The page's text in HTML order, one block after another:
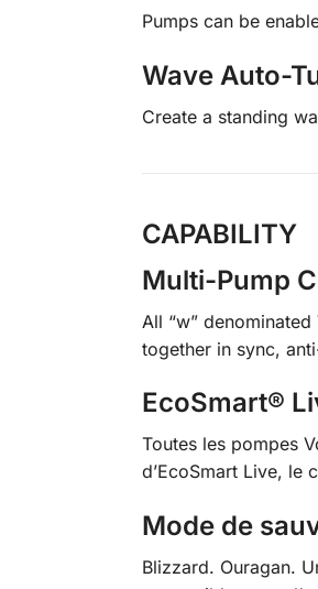
Pumps can be
Wave Auto-
Create a standing
CAPABILITY
Multi-Pump
All “w”
together in sync,
EcoSmart®
Toutes les pompes
d’EcoSmart Live, le
Mode de
Blizzard. Ouragan.